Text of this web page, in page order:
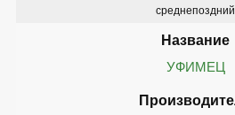
среднепоздний
УФИМЕЦ